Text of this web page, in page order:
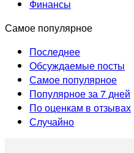
Финансы
Самое популярное
Последнее
Обсуждаемые посты
Самое популярное
Популярное за 7 дней
По оценкам в отзывах
Случайно